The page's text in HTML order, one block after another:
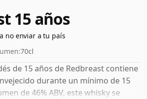
15 años
no enviar a tu país
70cl
de 15 años de Redbreast contiene
durante un mínimo de 15
de 46% ABV, este whisky se